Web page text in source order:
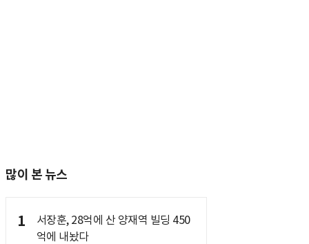
많이 본 뉴스
1
서장훈, 28억에 산 양재역 빌딩 450
억에 내놨다